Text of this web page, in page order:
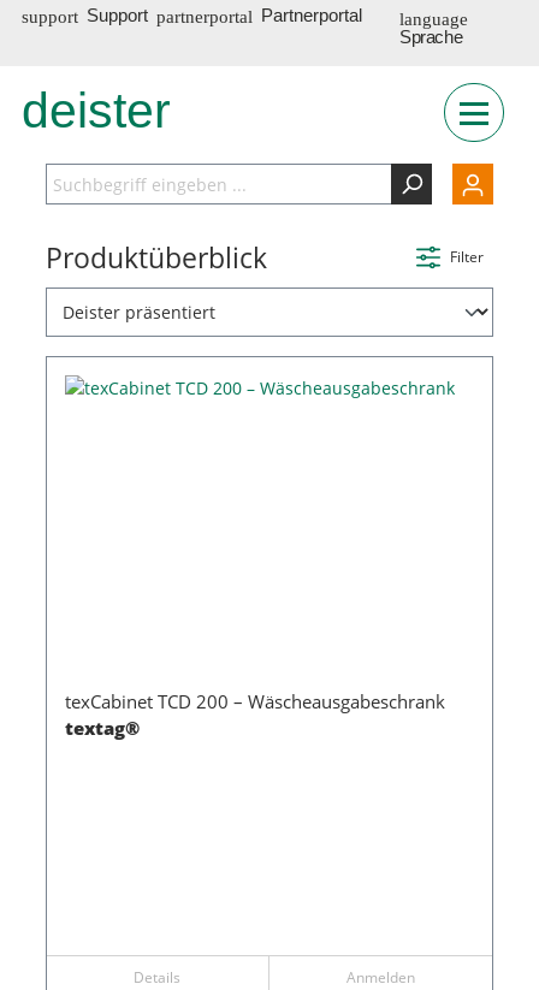
Support
Partnerportal
Sprache
INT
deister
Filter
Produktüberblick
texCabinet TCD 200 – Wäscheausgabeschrank
textag®
Details Anmelden